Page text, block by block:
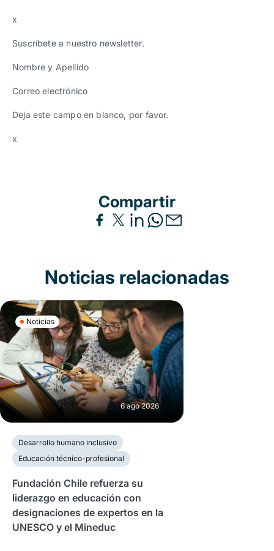
x
Suscríbete a nuestro newsletter.
Nombre y Apellido
Correo electrónico
Deja este campo en blanco, por favor.
x
Compartir
Noticias relacionadas
Noticias
6 ago 2026
Desarrollo humano inclusivo
Educación técnico-profesional
Fundación Chile refuerza su
liderazgo en educación con
designaciones de expertos en la
UNESCO y el Mineduc